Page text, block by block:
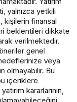
yalnızca yetkili
kişilerin finansal
beklentileri dikkate
verilmektedir.
genel
veya
olmayabilir. Bu
içeriklere
kararlarının,